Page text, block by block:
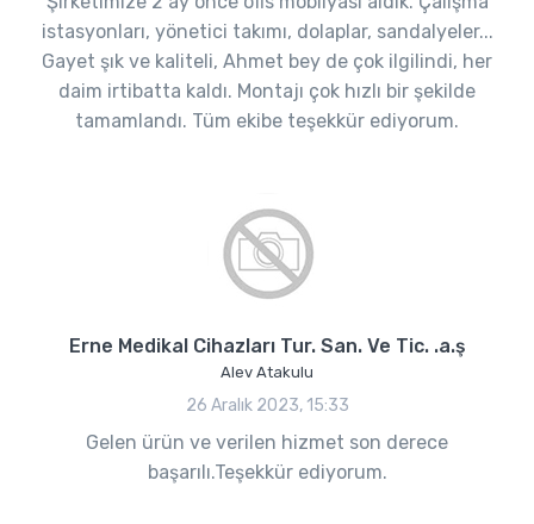
istasyonları, yönetici takımı, dolaplar, sandalyeler...
Gayet şık ve kaliteli, Ahmet bey de çok ilgilindi, her
daim irtibatta kaldı. Montajı çok hızlı bir şekilde
tamamlandı. Tüm ekibe teşekkür ediyorum.
Erne Medikal Cihazları Tur. San. Ve Tic. .a.ş
Alev Atakulu
26 Aralık 2023, 15:33
Gelen ürün ve verilen hizmet son derece
başarılı.Teşekkür ediyorum.